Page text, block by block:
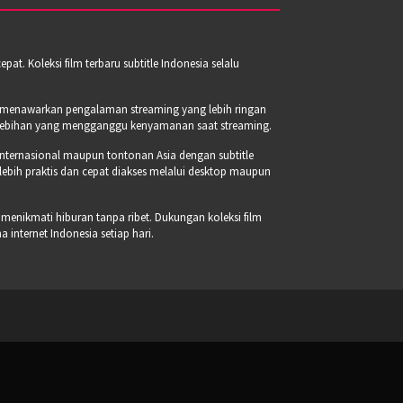
Koleksi film terbaru subtitle Indonesia selalu
pengalaman streaming yang lebih ringan
yang mengganggu kenyamanan saat streaming.
maupun tontonan Asia dengan subtitle
praktis dan cepat diakses melalui desktop maupun
hiburan tanpa ribet. Dukungan koleksi film
internet Indonesia setiap hari.